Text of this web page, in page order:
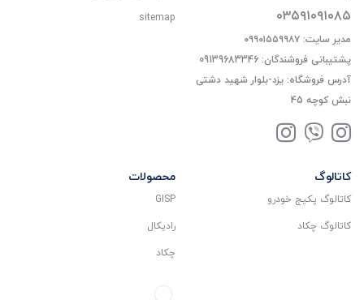
۰۳۵۹۱۰۹۱۰۸۵
مدیر سایت: ۰۹۹۰۱۵۵۹۹۸۷
پشتیبانی فروشندگان: 09139683346
آدرس فروشگاه: یزد-بلوار شهید دشتی
نبش کوچه 45
sitemap
کاتالوگ
کاتالوگ پکیج خودرو
کاتالوگ چکاد
محصولات
GISP
رادیکال
چکاد